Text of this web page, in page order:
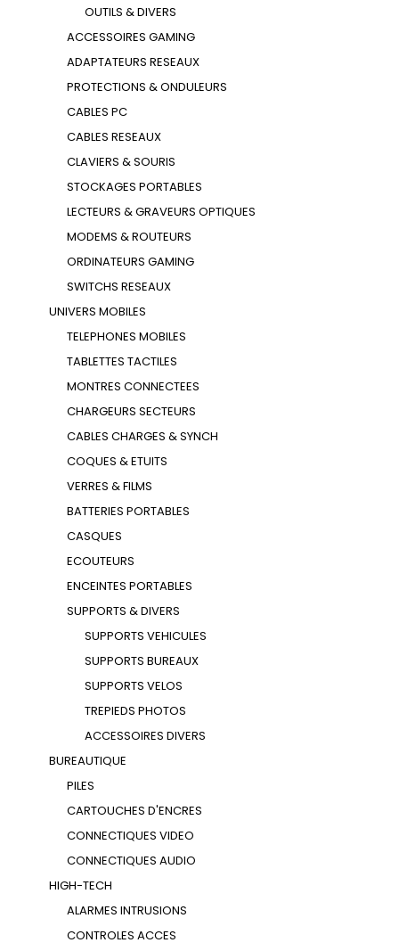
OUTILS & DIVERS
ACCESSOIRES GAMING
ADAPTATEURS RESEAUX
PROTECTIONS & ONDULEURS
CABLES PC
CABLES RESEAUX
CLAVIERS & SOURIS
STOCKAGES PORTABLES
LECTEURS & GRAVEURS OPTIQUES
MODEMS & ROUTEURS
ORDINATEURS GAMING
SWITCHS RESEAUX
UNIVERS MOBILES
TELEPHONES MOBILES
TABLETTES TACTILES
MONTRES CONNECTEES
CHARGEURS SECTEURS
CABLES CHARGES & SYNCH
COQUES & ETUITS
VERRES & FILMS
BATTERIES PORTABLES
CASQUES
ECOUTEURS
ENCEINTES PORTABLES
SUPPORTS & DIVERS
SUPPORTS VEHICULES
SUPPORTS BUREAUX
SUPPORTS VELOS
TREPIEDS PHOTOS
ACCESSOIRES DIVERS
BUREAUTIQUE
PILES
CARTOUCHES D'ENCRES
CONNECTIQUES VIDEO
CONNECTIQUES AUDIO
HIGH-TECH
ALARMES INTRUSIONS
CONTROLES ACCES